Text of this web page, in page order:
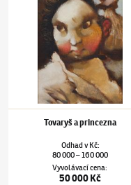
Tovaryš a princezna
Odhadv Kč:
80 000–160 000
Vyvolávací cena:
50 000 Kč